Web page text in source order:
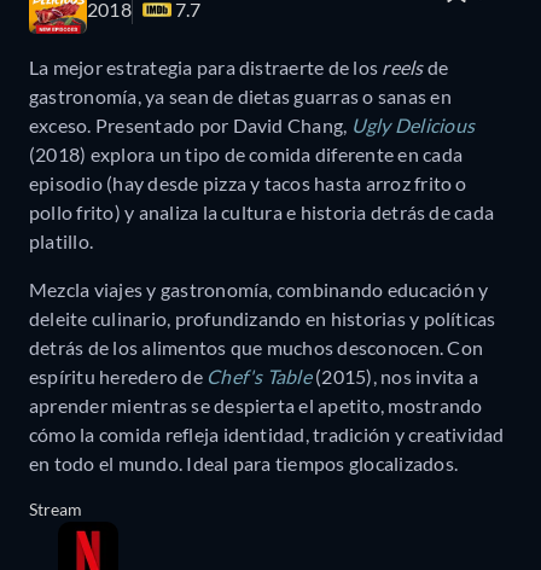
2018 7.7
La mejor estrategia para distraerte de los reelsde
gastronomía, ya sean de dietas guarras o sanas en
exceso. Presentado por David Chang, Ugly Delicious
(2018) explora un tipo de comida diferente en cada
episodio (hay desde pizza y tacos hasta arroz frito o
pollo frito) y analiza la cultura e historia detrás de cada
platillo.
Mezcla viajes y gastronomía, combinando educación y
deleite culinario, profundizando en historias y políticas
detrás de los alimentos que muchos desconocen. Con
espíritu heredero de Chef's Table(2015), nos invita a
aprender mientras se despierta el apetito, mostrando
cómo la comida refleja identidad, tradición y creatividad
en todo el mundo. Ideal para tiempos glocalizados.
Stream